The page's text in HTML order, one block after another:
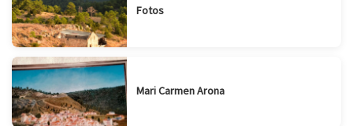
Fotos
Mari Carmen Arona